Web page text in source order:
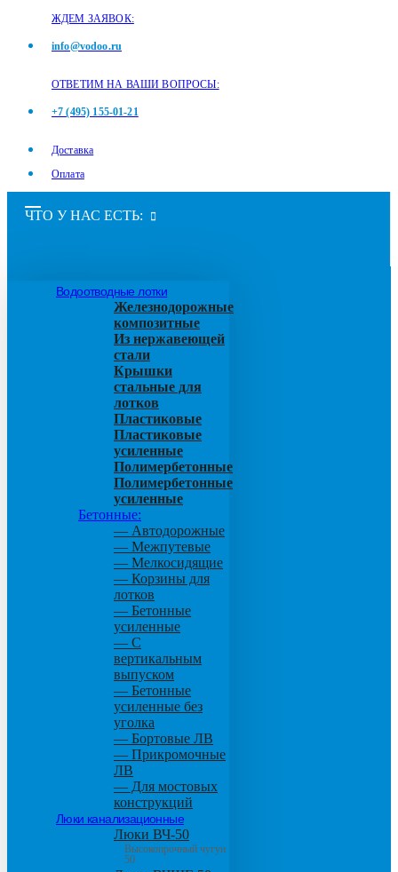
ЖДЕМ ЗАЯВОК:
info@vodoo.ru
ОТВЕТИМ НА ВАШИ ВОПРОСЫ:
+7 (495) 155-01-21
Доставка
Оплата
ЧТО У НАС ЕСТЬ:
Водоотводные лотки
Железнодорожные
композитные
Из нержавеющей
стали
Крышки
стальные для
лотков
Пластиковые
Пластиковые
усиленные
Полимербетонные
Полимербетонные
усиленные
Бетонные:
— Автодорожные
— Межпутевые
— Мелкосидящие
— Корзины для
лотков
— Бетонные
усиленные
— С
вертикальным
выпуском
— Бетонные
усиленные без
уголка
— Бортовые ЛВ
— Прикромочные
ЛВ
— Для мостовых
конструкций
Люки канализационные
Люки ВЧ-50
Высокопрочный чугун
50